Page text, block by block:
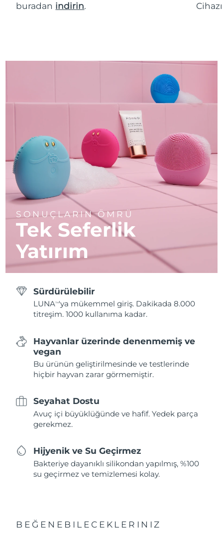
buradan indirin.
SONUÇLARIN ÖMRÜ
Tek Seferlik
Yatırım
Sürdürülebilir
LUNATM 'ya mükemmel giriş. Dakikada 8.000
titreşim. 1000 kullanıma kadar.
Hayvanlar üzerinde denenmemiş ve
vegan
Bu ürünün geliştirilmesinde ve testlerinde
hiçbir hayvan zarar görmemiştir.
Seyahat Dostu
Avuç içi büyüklüğünde ve hafif. Yedek parça
gerekmez.
Hijyenik ve Su Geçirmez
Bakteriye dayanıklı silikondan yapılmış, %100
su geçirmez ve temizlemesi kolay.
BEĞENEBILECEKLERINIZ